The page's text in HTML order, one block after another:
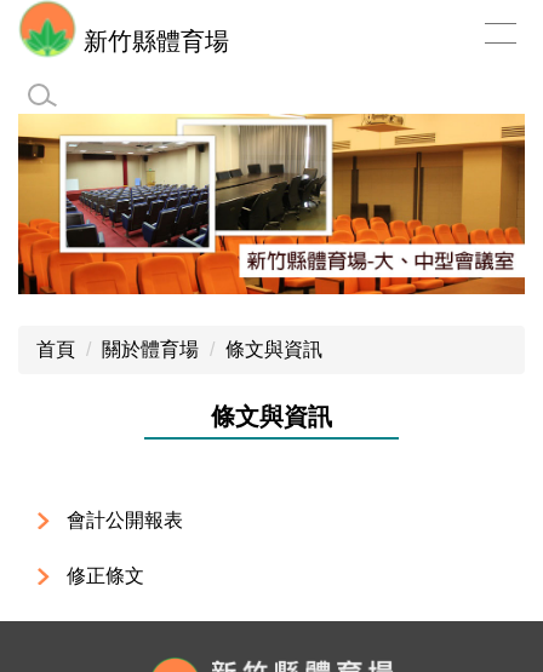
跳
到
要
內
容
新竹縣體育場
首頁 關於體育場 條文與資訊
條文與資訊
會計公開報表
修正條文